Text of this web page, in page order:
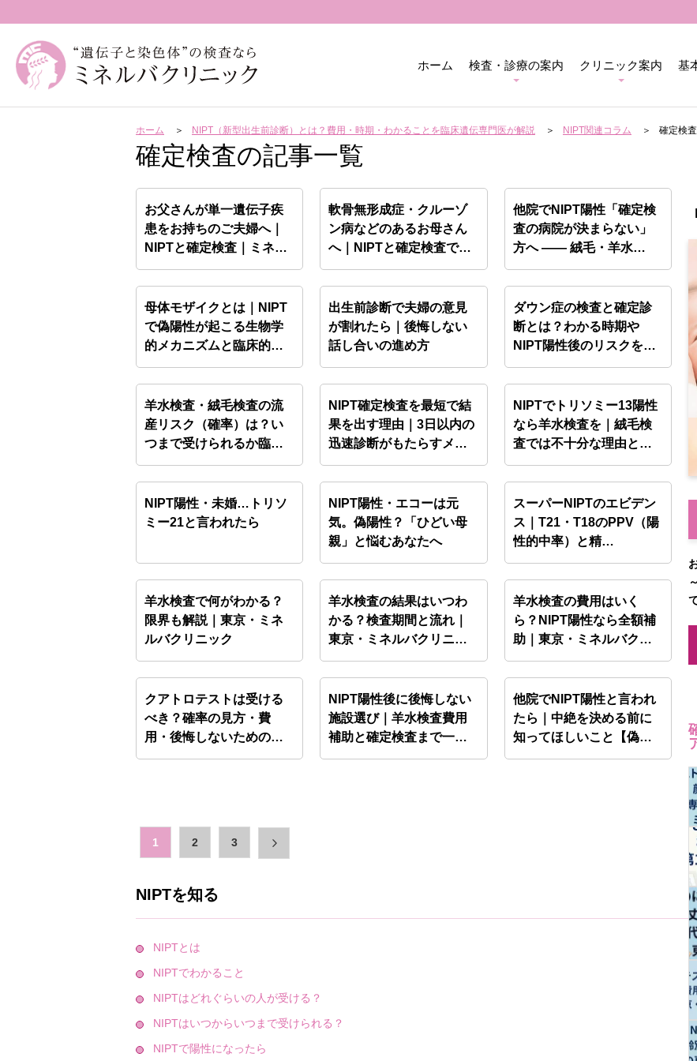
ホーム 検査・診療の案内 クリニック案内 基
ホーム NIPT（新型出生前診断）とは？費用・時期・わかることを臨床遺伝専門医が解説 NIPT関連コラム 確定検査
確定検査の記事一覧
お父さんが単一遺伝子疾
患をお持ちのご夫婦へ｜
NIPTと確定検査｜ミネ
ル…
軟骨無形成症・クルーゾ
ン病などのあるお母さん
へ｜NIPTと確定検査で
わ…
他院でNIPT陽性「確定検
査の病院が決まらない」
方へ ―― 絨毛・羊水…
母体モザイクとは｜NIPT
で偽陽性が起こる生物学
的メカニズムと臨床的
意…
出生前診断で夫婦の意見
が割れたら｜後悔しない
話し合いの進め方
ダウン症の検査と確定診
断とは？わかる時期や
NIPT陽性後のリスクを専
門…
羊水検査・絨毛検査の流
産リスク（確率）は？い
つまで受けられるか臨床
遺伝…
NIPT確定検査を最短で結
果を出す理由｜3日以内の
迅速診断がもたらすメ…
NIPTでトリソミー13陽性
なら羊水検査を｜絨毛検
査では不十分な理由と…
NIPT陽性・未婚…トリソ
ミー21と言われたら
NIPT陽性・エコーは元
気。偽陽性？「ひどい母
親」と悩むあなたへ
スーパーNIPTのエビデン
ス｜T21・T18のPPV（陽
性的中率）と精…
羊水検査で何がわかる？
限界も解説｜東京・ミネ
ルバクリニック
羊水検査の結果はいつわ
かる？検査期間と流れ｜
東京・ミネルバクリニッ
ク
羊水検査の費用はいく
ら？NIPT陽性なら全額補
助｜東京・ミネルバクリ
ニ…
クアトロテストは受ける
べき？確率の見方・費
用・後悔しないための判
断基準…
NIPT陽性後に後悔しない
施設選び｜羊水検査費用
補助と確定検査まで一
貫…
他院でNIPT陽性と言われ
たら｜中絶を決める前に
知ってほしいこと【偽
陽…
1 2 3
NIPTを知る
NIPTとは
NIPTでわかること
NIPTはどれぐらいの人が受ける？
NIPTはいつからいつまで受けられる？
NIPTで陽性になったら